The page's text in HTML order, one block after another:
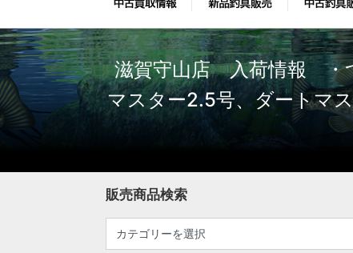
滋賀守山店 入荷情報 ・
マスター2.5号、ダートマ
販売商品検索